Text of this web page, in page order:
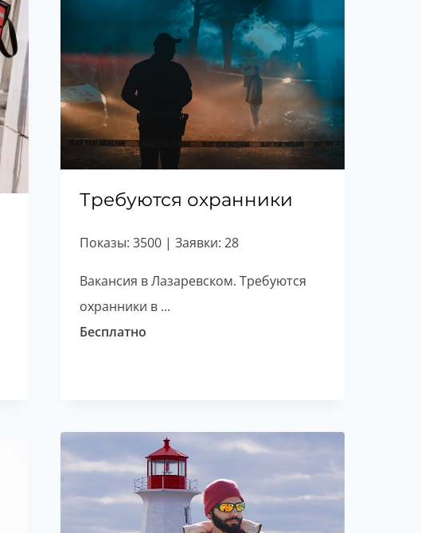
Требуются охранники
Показы: 3500 | Заявки: 28
Вакансия в Лазаревском. Требуются
охранники в ...
Бесплатно